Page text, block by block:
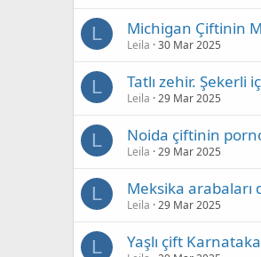
L Michigan Çiftinin
Leila 30 Mar 2025
L Tatlı zehir. Şekerli
Leila 29 Mar 2025
L Noida çiftinin
Leila 29 Mar 2025
L Meksika arabaları
Leila 29 Mar 2025
L Yaşlı çift